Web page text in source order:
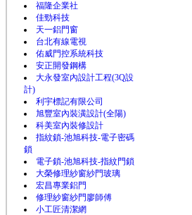
福隆企業社
佳勁科技
天一鋁門窗
台北有線電視
佑威門控系統科技
安正開發鋼構
大永發室內設計工程(3Q設
計)
利宇標記有限公司
旭豐室內裝潢設計(全陽)
科美室內裝修設計
指紋鎖-池旭科技-電子密碼
鎖
電子鎖-池旭科技-指紋門鎖
大榮修理紗窗紗門玻璃
宏昌專業鋁門
修理紗窗紗門廖師傅
小工匠清潔網